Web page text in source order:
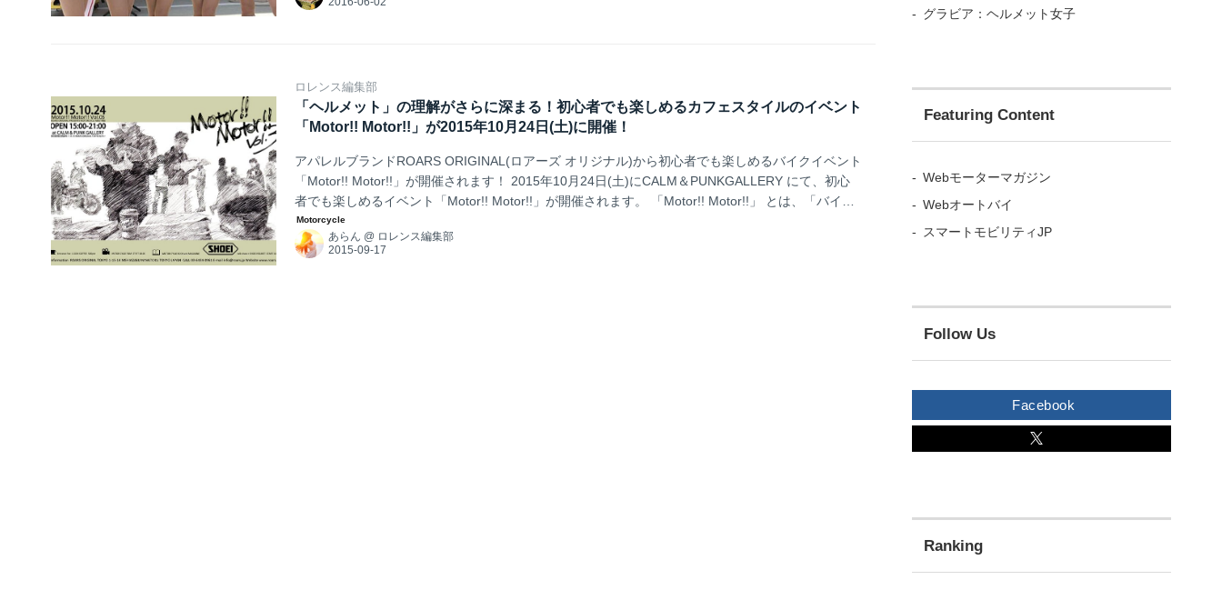
う！！！2016年 MFJ全日本ロードレース選手権Rd.4 ＠ツインリンクもてぎvol.2 - LAWRENCE...
ロレンス編集部
「ヘルメット」の理解がさらに深まる！初心者でも楽しめるカフェスタイルのイベント
「Motor!! Motor!!」が2015年10月24日(土)に開催！
アパレルブランドROARS ORIGINAL(ロアーズ オリジナル)から初心者でも楽しめるバイクイベント
「Motor!! Motor!!」が開催されます！ 2015年10月24日(土)にCALM＆PUNKGALLERY にて、初心
者でも楽しめるイベント「Motor!! Motor!!」が開催されます。 「Motor!! Motor!!」 とは、「バイク
に乗りたての方」「バイクは乗っているけどあまりマニアックではない方」「普段はバイクイベン
トにあまり行かない方」を中心としたカフェスタイルのイベントです。 今回で第三回目となる
「Motor!! Motor!! vol 3」では、株式会社SHO...
あらん @ ロレンス編集部
グラビア：ヘルメット女子
Featuring Content
Webモーターマガジン
Webオートバイ
スマートモビリティJP
Follow Us
Facebook